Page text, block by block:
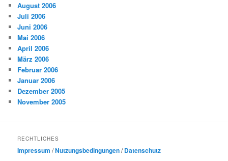
August 2006
Juli 2006
Juni 2006
Mai 2006
April 2006
März 2006
Februar 2006
Januar 2006
Dezember 2005
November 2005
RECHTLICHES
Impressum /Nutzungsbedingungen/Datenschutz